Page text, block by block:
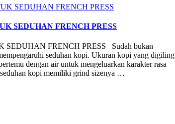
SEDUHAN FRENCH PRESS
FRENCH PRESS Sudah bukan
seduhan kopi. Ukuran kopi yang digiling
dengan air untuk mengeluarkan karakter rasa
kopi memiliki grind sizenya …